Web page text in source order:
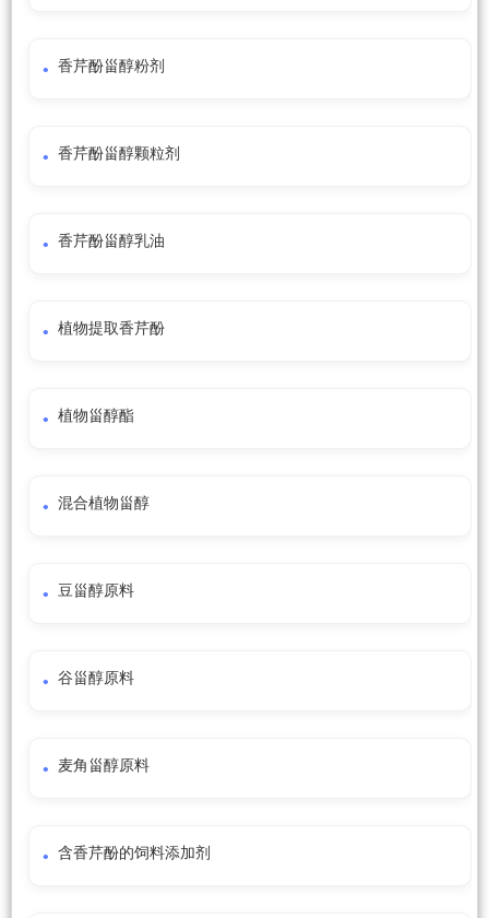
香芹酚甾醇粉剂
香芹酚甾醇颗粒剂
香芹酚甾醇乳油
植物提取香芹酚
植物甾醇酯
混合植物甾醇
豆甾醇原料
谷甾醇原料
麦角甾醇原料
含香芹酚的饲料添加剂